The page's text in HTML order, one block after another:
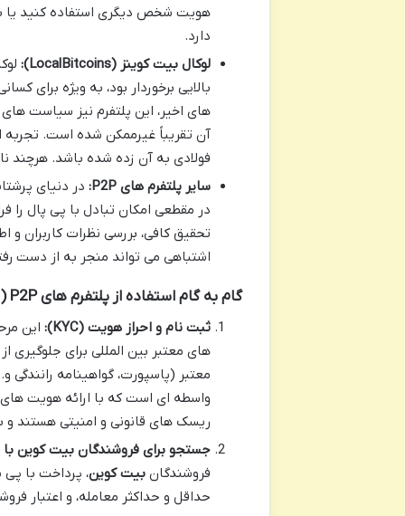
هویت شخص دیگری استفاده کنید یا
دارد.
لوکال بیت کوینز (LocalBitcoins):
بالایی برخوردار بود، به ویژه برای
های اخیر، این پلتفرم نیز سیاست
آن تقریباً غیرممکن شده است. تجربه
فولادی به آن زده شده باشد. هرچند
سایر پلتفرم های P2P:
در دنیای
در مقطعی امکان تبادل با پی پال را
تحقیق کافی، بررسی نظرات کاربران و
اشتباهی می تواند منجر به از دست
گام به گام استفاده از پلتفرم های P2P (به صورت کلی)
ثبت نام و احراز هویت (KYC):
این
های معتبر بین المللی برای جلوگیری
معتبر (پاسپورت، گواهینامه رانندگی
واسطه ای است که با ارائه هویت
ریسک های قانونی و امنیتی هستند و
جستجو برای فروشندگان بیت کوین با
فروشندگانبیت کوین، پرداخت با پی
حداقل و حداکثر معامله، و اعتبار